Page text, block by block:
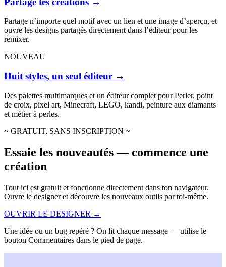
Partage n’importe quel motif avec un lien et une image d’aperçu, et
ouvre les designs partagés directement dans l’éditeur pour les
remixer.
NOUVEAU
Huit styles, un seul éditeur →
Des palettes multimarques et un éditeur complet pour Perler, point
de croix, pixel art, Minecraft, LEGO, kandi, peinture aux diamants
et métier à perles.
~ GRATUIT, SANS INSCRIPTION ~
Essaie les nouveautés — commence une
création
Tout ici est gratuit et fonctionne directement dans ton navigateur.
Ouvre le designer et découvre les nouveaux outils par toi-même.
OUVRIR LE DESIGNER →
Une idée ou un bug repéré ? On lit chaque message — utilise le
bouton Commentaires dans le pied de page.